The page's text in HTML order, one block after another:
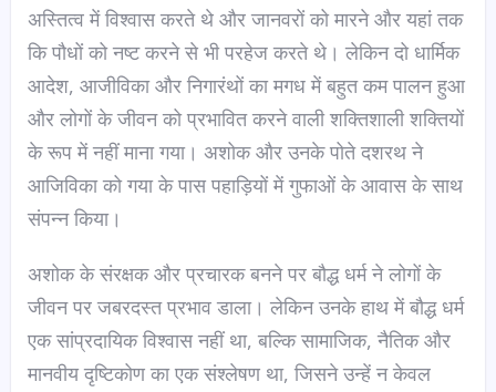
अस्तित्व में विश्वास करते थे और जानवरों को मारने और यहां तक
कि पौधों को नष्ट करने से भी परहेज करते थे। लेकिन दो धार्मिक
आदेश, आजीविका और निगारंथों का मगध में बहुत कम पालन हुआ
और लोगों के जीवन को प्रभावित करने वाली शक्तिशाली शक्तियों
के रूप में नहीं माना गया। अशोक और उनके पोते दशरथ ने
आजिविका को गया के पास पहाड़ियों में गुफाओं के आवास के साथ
संपन्न किया।
अशोक के संरक्षक और प्रचारक बनने पर बौद्ध धर्म ने लोगों के
जीवन पर जबरदस्त प्रभाव डाला। लेकिन उनके हाथ में बौद्ध धर्म
एक सांप्रदायिक विश्वास नहीं था, बल्कि सामाजिक, नैतिक और
मानवीय दृष्टिकोण का एक संश्लेषण था, जिसने उन्हें न केवल